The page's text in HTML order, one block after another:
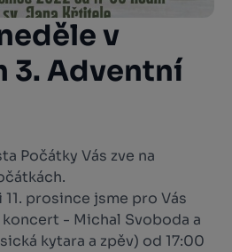
v
3. Adventní
Počátky Vás zve na
prosince jsme pro Vás
- Michal Svoboda a
kytara a zpěv) od 17:00